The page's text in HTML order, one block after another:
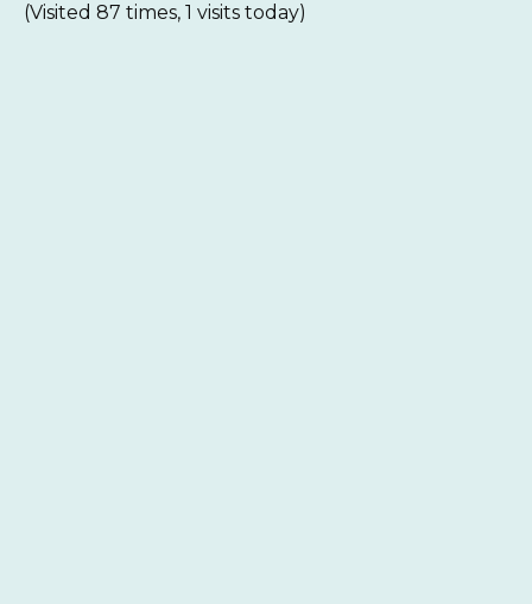
(Visited 87 times, 1 visits today)